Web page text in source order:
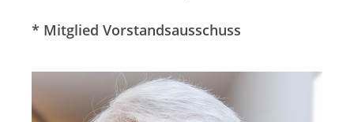
* Mitglied Vorstandsausschuss